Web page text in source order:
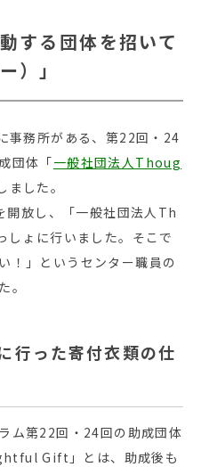
する団体を招いて
）」
事務所がある、第22回・24
団体「一般社団法人Thoug
ました。
放し、「一般社団法人Th
ょに行いました。そこで
！」というセンター職員の
。
行った寄付衣類の仕
ム第22回・24回の助成団体
Gift」とは、助成後も